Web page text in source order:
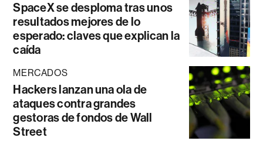
SpaceX se desploma tras unos
resultados mejores de lo
esperado: claves que explican la
caída
MERCADOS
Hackers lanzan una ola de
ataques contra grandes
gestoras de fondos de Wall
Street